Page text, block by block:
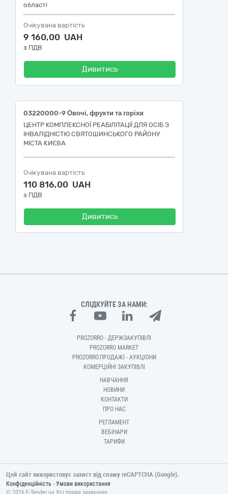
області
Очікувана вартість
9 160,00 UAH
з ПДВ
Дивитись
03220000-9 Овочі, фрукти та горіхи
ЦЕНТР КОМПЛЕКСНОЇ РЕАБІЛІТАЦІЇ ДЛЯ ОСІБ З
ІНВАЛІДНІСТЮ СВЯТОШИНСЬКОГО РАЙОНУ
МІСТА КИЄВА
Очікувана вартість
110 816,00 UAH
з ПДВ
Дивитись
СЛІДКУЙТЕ ЗА НАМИ:
PROZORRO - ДЕРЖЗАКУПІВЛІ
PROZORRO MARKET
PROZORRO.ПРОДАЖІ - АУКЦІОНИ
КОМЕРЦІЙНІ ЗАКУПІВЛІ
НАВЧАННЯ
НОВИНИ
КОНТАКТИ
ПРО НАС
РЕГЛАМЕНТ
ВЕБІНАРИ
ТАРИФИ
Цей сайт використовує захист від спаму reCAPTCHA (Google).
Конфіденційність - Умови використання
© 2026 E-Tender.ua Усі права захищено